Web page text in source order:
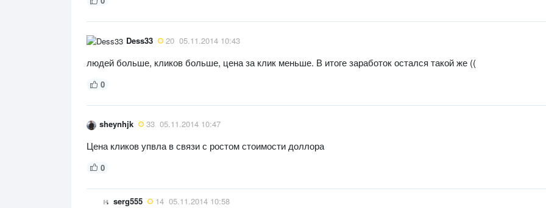
Dess33 20 05.11.2014 10:43
людей больше, кликов больше, цена за клик меньше. В итоге заработок остался такой же ((
0
sheynhjk 33 05.11.2014 10:47
Цена кликов упвла в связи с ростом стоимости доллора
0
serg555 14 05.11.2014 10:58